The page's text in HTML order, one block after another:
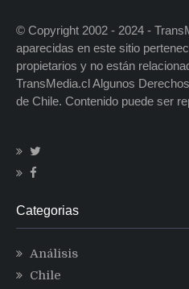
© Copyright 2002 - 2024 -
aparecidas en este sitio
propietarios y no están
TransMedia.cl Algunos
de Chile. Contenido puede ser
Categorias
Análisis
Chile